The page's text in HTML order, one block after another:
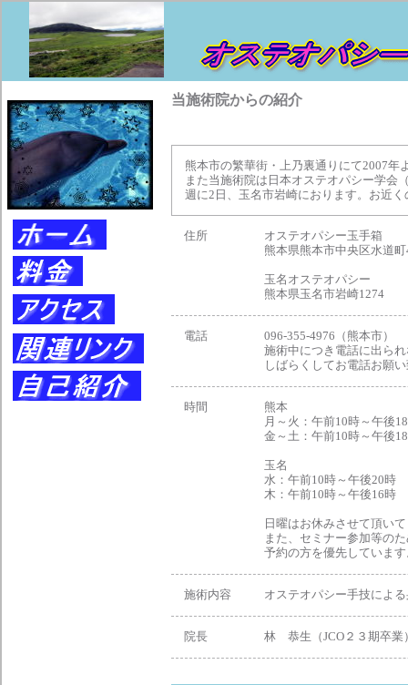
当施術院からの紹介
熊本市の繁華街・上乃裏通りにて2007年
また当施術院は日本オステオパシー学会
週に2日、玉名市岩崎におります。お近
住所
オステオパシー玉手箱
熊本県熊本市中央区水道
玉名オステオパシー
熊本県玉名市岩崎1274
電話
096-355-4976（熊本市
施術中につき電話に出ら
しばらくしてお電話お願
時間
熊本
月～火：午前10時～午後
金～土：午前10時～午後
玉名
水：午前10時～午後20時
木：午前10時～午後16時
日曜はお休みさせて頂い
また、セミナー参加等の
予約の方を優先していま
施術内容 オステオパシー手技によ
院長 林 恭生（JCO２３期卒業